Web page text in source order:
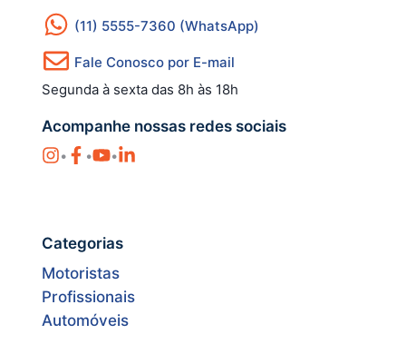
(11) 5555-7360 (WhatsApp)
Fale Conosco por E-mail
Segunda à sexta das 8h às 18h
Acompanhe nossas redes sociais
• • •
Categorias
Motoristas
Profissionais
Automóveis